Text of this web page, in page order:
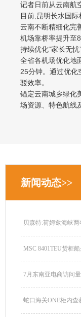
记者日前从云南航
目前,昆明长水国
云南不断精细化完
机场靠桥率提升至
持续优化“家长无
全省各机场优化地
25分钟。通过优化
驳效率。
锚定云南城乡绿化
场资源、特色航线
新闻动态>>
贝森特:荷姆兹海峡
MSC 8401TEU货柜
7月东南亚电商访问
蛇口海关ONE柜内查